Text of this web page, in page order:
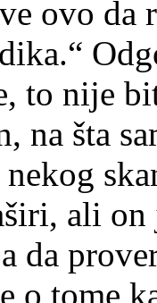
ovo da
to nije
na šta
ali
da
o tome